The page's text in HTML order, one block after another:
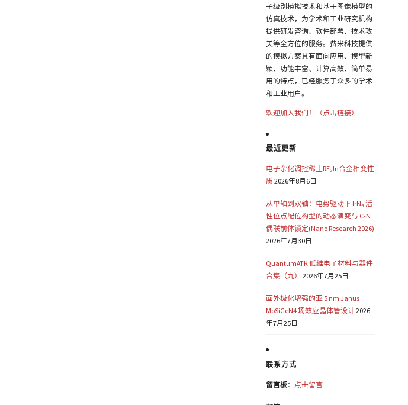
子级别模拟技术和基于图像模型的
仿真技术，为学术和工业研究机构
提供研发咨询、软件部署、技术攻
关等全方位的服务。费米科技提供
的模拟方案具有面向应用、模型新
颖、功能丰富、计算高效、简单易
用的特点，已经服务于众多的学术
和工业用户。
欢迎加入我们！（点击链接）
最近更新
电子杂化调控稀土RE₂In合金相变性
质2026年8月6日
从单轴到双轴：电势驱动下 IrN₄ 活
性位点配位构型的动态演变与 C-N
偶联前体锁定(Nano Research 2026)
2026年7月30日
QuantumATK 低维电子材料与器件
合集（九）
2026年7月25日
面外极化增强的亚 5 nm Janus
MoSiGeN4 场效应晶体管设计2026
年7月25日
联系方式
留言板： 点击留言